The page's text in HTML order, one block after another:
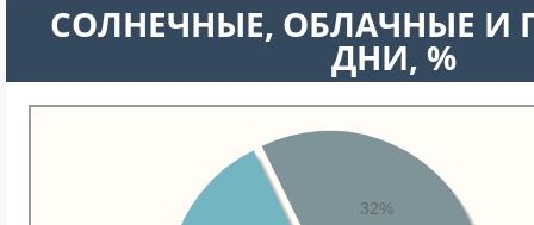
CОЛНЕЧНЫЕ, ОБЛАЧНЫЕ И
ДНИ, %
32%